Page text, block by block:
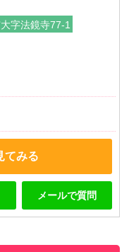
字法鏡寺77-1
てみる
メールで質問